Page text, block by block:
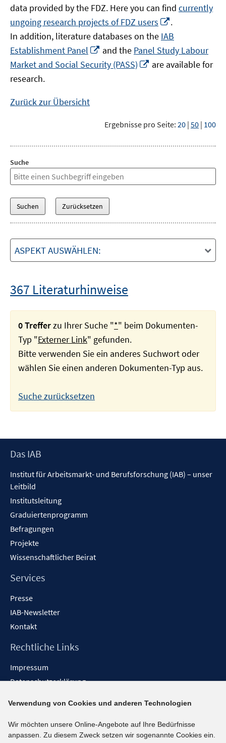
data provided by the FDZ. Here you can find currently
ungoing research projects of FDZ users
neuem
Fenster
öffnen
.
In addition, literature databases on the IAB
Establishment Panel
In
neuem
Fenster
and the Panel Study Labour
Market and Social Security (PASS)
In
are available for
research.
Zurück zur Übersicht
Ergebnisse pro Seite: 20 | 50 | 100
Suche
ASPEKT AUSWÄHLEN:
367 Literaturhinweise
0 Trefferzu Ihrer Suche "*" beim Dokumenten-
Typ "Externer Link" gefunden.
Bitte verwenden Sie ein anderes Suchwort oder
wählen Sie einen anderen Dokumenten-Typ aus.
Suche zurücksetzen
Footer
Das IAB
Institut für Arbeitsmarkt- und Berufsforschung (IAB) – unser
Leitbild
Institutsleitung
Graduiertenprogramm
Befragungen
Projekte
Wissenschaftlicher Beirat
Services
Presse
IAB-Newsletter
Kontakt
Rechtliche Links
Impressum
Datenschutzerklärung
Barrieren melden
Social-Media-Kanäle
Verwendung von Cookies und anderen Technologien
Wir möchten unsere Online-Angebote auf Ihre Bedürfnisse
anpassen. Zu diesem Zweck setzen wir sogenannte Cookies ein.